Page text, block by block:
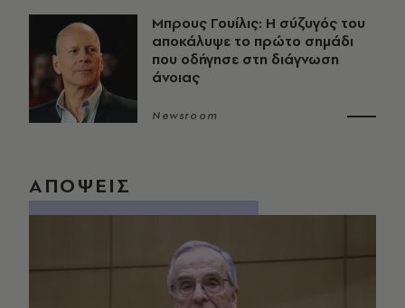
Μπρους Γουίλις: Η σύζυγός του
αποκάλυψε το πρώτο σημάδι
που οδήγησε στη διάγνωση
άνοιας
Newsroom
ΑΠΟΨΕΙΣ